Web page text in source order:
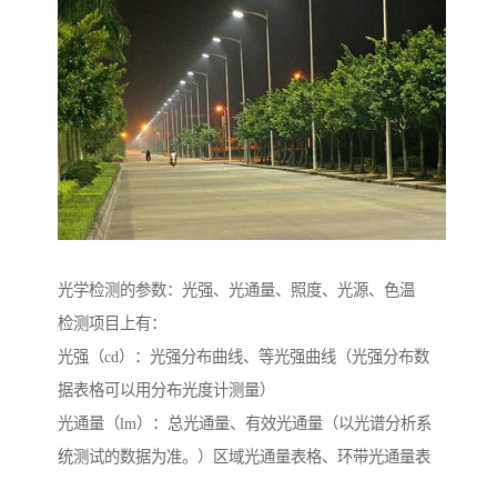
光学检测的参数：光强、光通量、照度、光源、色温
检测项目上有：
光强（cd）：光强分布曲线、等光强曲线（光强分布数
据表格可以用分布光度计测量）
光通量（lm）：总光通量、有效光通量（以光谱分析系
统测试的数据为准。）区域光通量表格、环带光通量表